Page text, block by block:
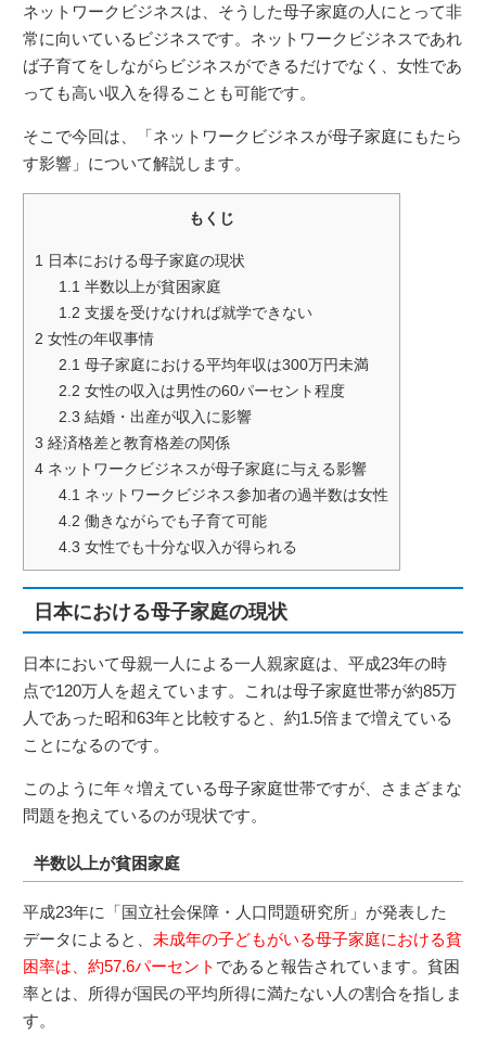
ネットワークビジネスは、そうした母子家庭の人にとって非
常に向いているビジネスです。ネットワークビジネスであれ
ば子育てをしながらビジネスができるだけでなく、女性であ
っても高い収入を得ることも可能です。
そこで今回は、「ネットワークビジネスが母子家庭にもたら
す影響」について解説します。
もくじ
1 日本における母子家庭の現状
1.1 半数以上が貧困家庭
1.2 支援を受けなければ就学できない
2 女性の年収事情
2.1 母子家庭における平均年収は300万円未満
2.2 女性の収入は男性の60パーセント程度
2.3 結婚・出産が収入に影響
3 経済格差と教育格差の関係
4 ネットワークビジネスが母子家庭に与える影響
4.1 ネットワークビジネス参加者の過半数は女性
4.2 働きながらでも子育て可能
4.3 女性でも十分な収入が得られる
日本における母子家庭の現状
日本において母親一人による一人親家庭は、平成23年の時
点で120万人を超えています。これは母子家庭世帯が約85万
人であった昭和63年と比較すると、約1.5倍まで増えている
ことになるのです。
このように年々増えている母子家庭世帯ですが、さまざまな
問題を抱えているのが現状です。
半数以上が貧困家庭
平成23年に「国立社会保障・人口問題研究所」が発表した
データによると、未成年の子どもがいる母子家庭における貧
困率は、約57.6パーセント であると報告されています。貧困
率とは、所得が国民の平均所得に満たない人の割合を指しま
す。